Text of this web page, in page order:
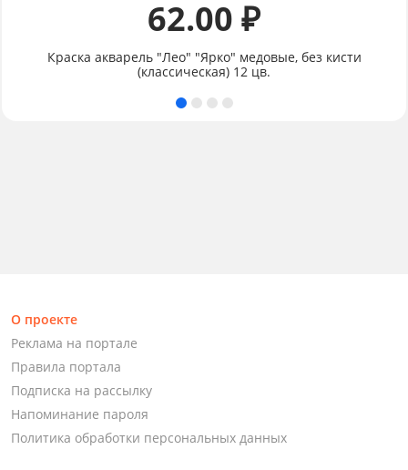
62.00 ₽
Краска акварель "Лео" "Ярко" медовые, без кисти
(классическая) 12 цв.
О проекте
Реклама на портале
Правила портала
Подписка на рассылку
Напоминание пароля
Политика обработки персональных данных